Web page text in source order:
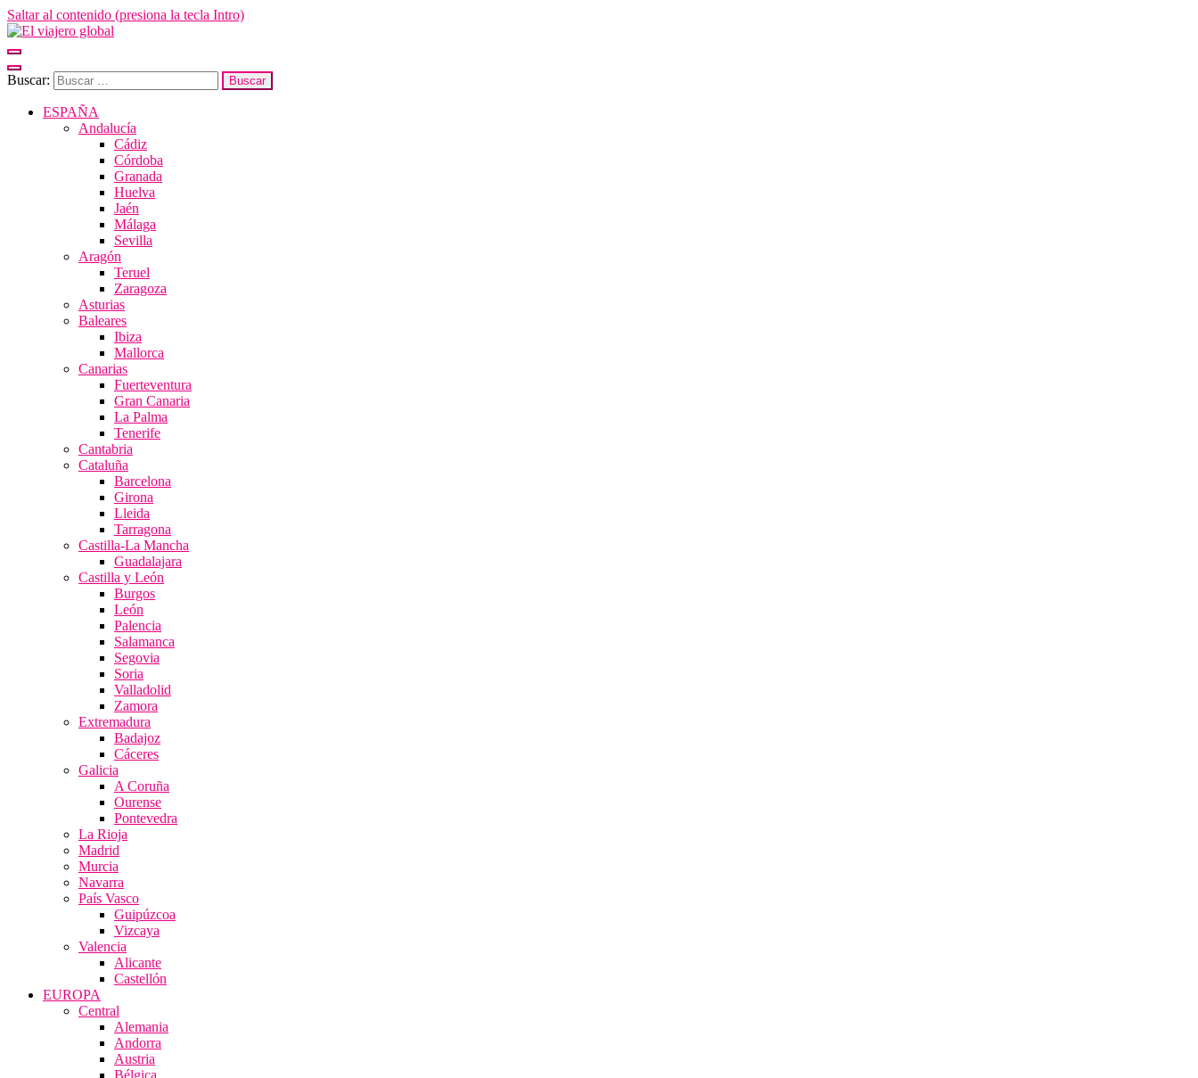
Saltar al contenido (presiona la tecla Intro)
Buscar:
ESPAÑA
Andalucía
Cádiz
Córdoba
Granada
Huelva
Jaén
Málaga
Sevilla
Aragón
Teruel
Zaragoza
Asturias
Baleares
Ibiza
Mallorca
Canarias
Fuerteventura
Gran Canaria
La Palma
Tenerife
Cantabria
Cataluña
Barcelona
Girona
Lleida
Tarragona
Castilla-La Mancha
Guadalajara
Castilla y León
Burgos
León
Palencia
Salamanca
Segovia
Soria
Valladolid
Zamora
Extremadura
Badajoz
Cáceres
Galicia
A Coruña
Ourense
Pontevedra
La Rioja
Madrid
Murcia
Navarra
País Vasco
Guipúzcoa
Vizcaya
Valencia
Alicante
Castellón
EUROPA
Central
Alemania
Andorra
Austria
Bélgica